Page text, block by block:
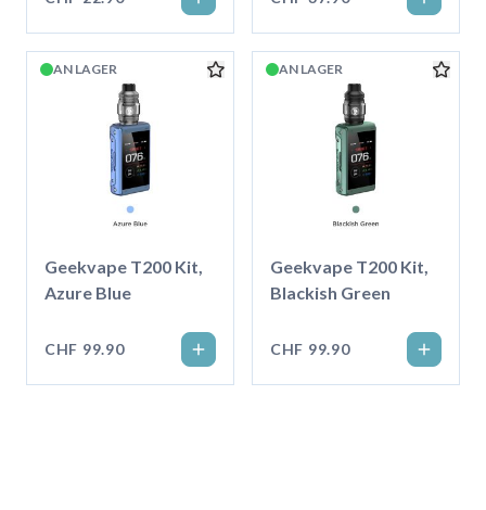
AN LAGER
Geekvape T200 Kit,
Azure Blue
CHF 99.90
AN LAGER
Geekvape T200 Kit,
Blackish Green
CHF 99.90